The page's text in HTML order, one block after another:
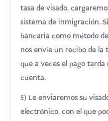
tasa de visado,
sistema de inmigración.
bancaria como método
nos envíe un recibo de
que a veces el pago
cuenta.
5) Le enviaremos su
electrónico, con el que